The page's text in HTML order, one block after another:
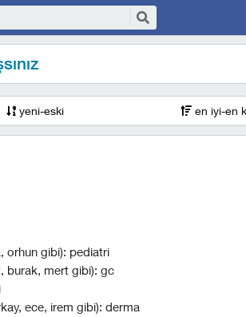
yeni-eski en iyi-en
orhun gibi): pediatri
burak, mert gibi): gc
ece, irem gibi): derma